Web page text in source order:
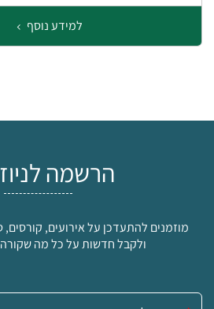
למידע נוסף
הרשמה
מוזמנים להתעדכן על אירועים, קורסים,
ולקבל חדשות על כל מה שקורה
אימייל: